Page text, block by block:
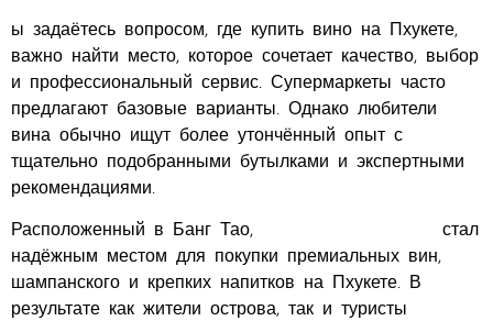
ы задаётесь вопросом, где купить вино на Пхукете,
важно найти место, которое сочетает качество, выбор
и профессиональный сервис. Супермаркеты часто
предлагают базовые варианты. Однако любители
вина обычно ищут более утончённый опыт с
тщательно подобранными бутылками и экспертными
рекомендациями.
Расположенный в Банг Тао,
стал
надёжным местом для покупки премиальных вин,
шампанского и крепких напитков на Пхукете. В
результате как жители острова, так и туристы